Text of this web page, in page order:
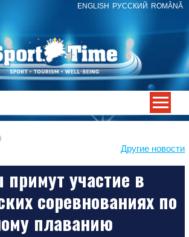
ENGLISH РУССКИЙ ROMÂNĂ
Другие новости
участие в
соревнованиях по
плаванию